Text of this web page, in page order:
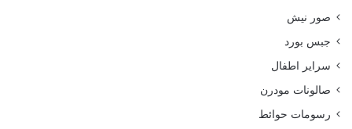
صور نيش
جبس بورد
سراير اطفال
صالونات مودرن
رسومات حوائط